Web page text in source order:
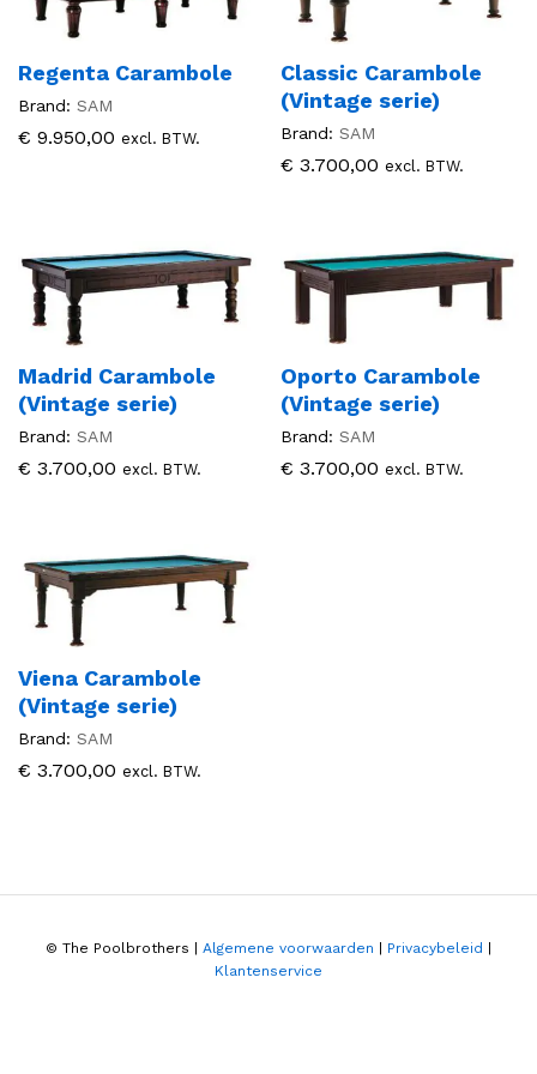
Regenta Carambole
Brand: SAM
€ 9.950,00 excl. BTW.
Classic Carambole
(Vintage serie)
Brand: SAM
€ 3.700,00 excl. BTW.
Madrid Carambole
(Vintage serie)
Brand: SAM
€ 3.700,00 excl. BTW.
Oporto Carambole
(Vintage serie)
Brand: SAM
€ 3.700,00 excl. BTW.
Viena Carambole
(Vintage serie)
Brand: SAM
€ 3.700,00 excl. BTW.
© The Poolbrothers | Algemene voorwaarden | Privacybeleid |
Klantenservice